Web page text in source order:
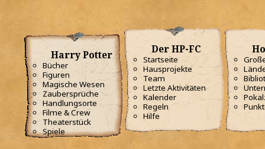
Harry Potter
Bücher
Figuren
Magische Wesen
Zaubersprüche
Handlungsorte
Filme & Crew
Theaterstück
Spiele
Der HP-FC
Startseite
Hausprojekte
Team
Letzte Aktivitäten
Kalender
Regeln
Hilfe